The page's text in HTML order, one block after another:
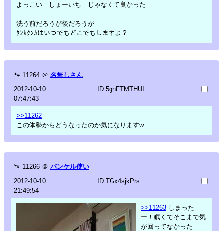
よっこい しょーいち じゃなくて良かった
洗う前だろうが後だろうが
ｸﾝｶｸﾝｶはいつでもどこでもしますよ？
🐾 11264 ＠ 名無しさん
2012-10-10
07:47:43
ID:5gnFTMTHUI
>>11262
この体勢からどうなったのか気になりますw
🐾 11266 ＠ バンケル使い
2012-10-10
21:49:54
ID:TGx4sjkPrs
>>11263 しまった
ー！眠くてそこまで気
が回ってなかった